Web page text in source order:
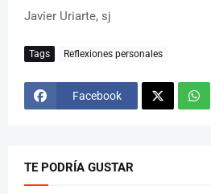
Javier Uriarte, sj
Tags Reflexiones personales
Facebook
TE PODRÍA GUSTAR